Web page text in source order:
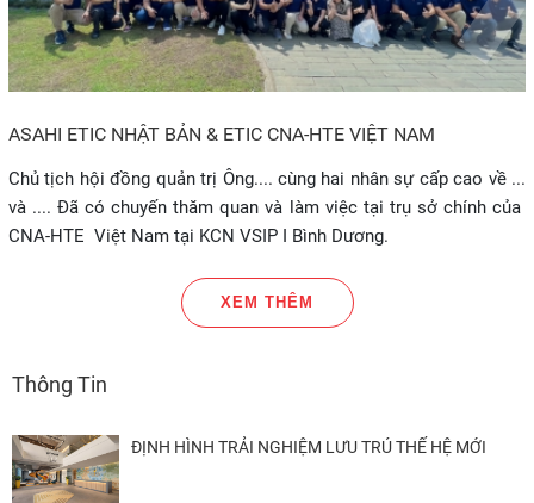
ASAHI ETIC NHẬT BẢN & ETIC CNA-HTE VIỆT NAM
Chủ tịch hội đồng quản trị Ông.... cùng hai nhân sự cấp cao về ...
và .... Đã có chuyến thăm quan và làm việc tại trụ sở chính của
CNA-HTE Việt Nam tại KCN VSIP I Bình Dương.
XEM THÊM
Thông Tin
ĐỊNH HÌNH TRẢI NGHIỆM LƯU TRÚ THẾ HỆ MỚI